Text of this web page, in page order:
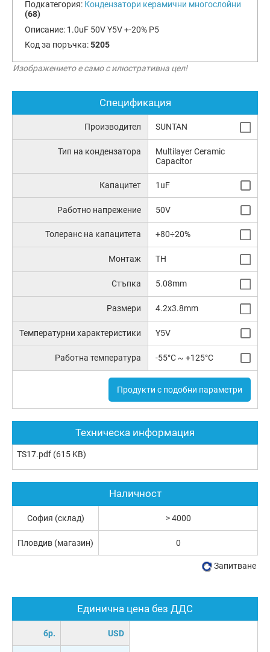
Подкатегория: Кондензатори керамични многослойни
(68)
Описание: 1.0uF 50V Y5V +-20% P5
Код за поръчка:5205
Изображението е само с илюстративна цел!
Спецификация
Производител SUNTAN
Тип на кондензатора
Multilayer Ceramic
Capacitor
Капацитет 1uF
Работно напрежение 50V
Толеранс на капацитета +80÷20%
Монтаж TH
Стъпка 5.08mm
Размери 4.2x3.8mm
Температурни характеристики Y5V
Работна температура -55°C ~ +125°C
Продукти с подобни параметри
Техническа информация
TS17.pdf (615 KB)
Единична цена без ДДС
бр. USD
Наличност
София (склад) > 4000
Пловдив (магазин) 0
Запитване